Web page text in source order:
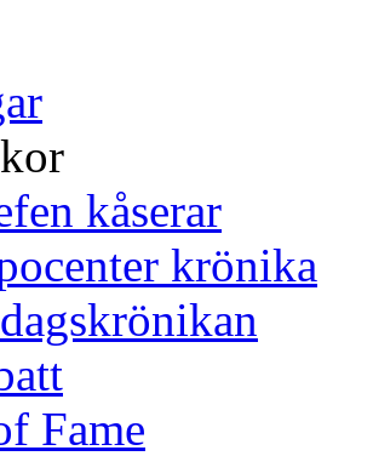
kåserar
krönika
Fame